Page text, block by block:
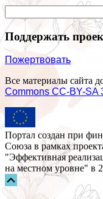
Поддержать
Пожертвовать
Все материалы сайта
Commons СС-BY-SA
Портал создан при
Союза в рамках
"Эффективная
на местном уровне" в
Прокрутка
вверх